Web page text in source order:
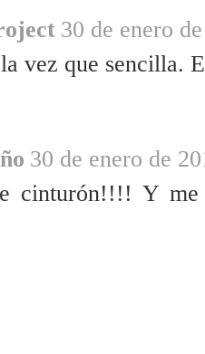
30 de enero
vez que sencilla.
30 de enero de
cinturón!!!! Y